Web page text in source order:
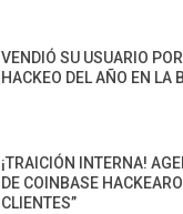
VENDIÓ SU USUARIO
HACKEO DEL AÑO EN LA
¡TRAICIÓN INTERNA!
DE COINBASE
CLIENTES”